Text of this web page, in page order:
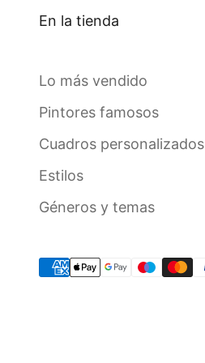
En la tienda
Lo más vendido
Pintores famosos
Cuadros personalizados
Estilos
Géneros y temas